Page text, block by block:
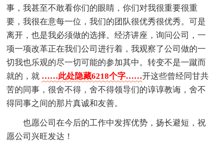
事，我甚至不敢看你们的眼睛，你们对我很重要很重
要，我很在意每一位，我们的团队很优秀很优秀。可是
离开，也是我必须做的选择。经济讲座，询问公司，一
项一项改革正在我们公司进行着，我观察了公司做的一
切我也乐观的尽一切可能的参加其中。转变不是一蹴而
就的，就 ……此处隐藏6218个字……开这些曾经同甘共
苦的同事，很舍不得，舍不得领导们的谆谆教诲，舍不
得同事之间的那片真诚和友善。
也愿公司在今后的工作中发挥优势，扬长避短，祝
愿公司兴旺发达！